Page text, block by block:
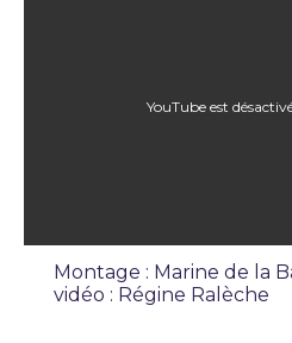
YouTube est
Montage : Marine de la
vidéo : Régine Ralèche